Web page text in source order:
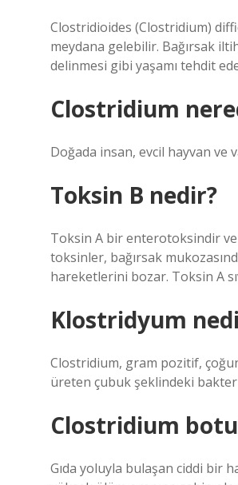
Clostridioides (Clostridium)
meydana gelebilir. Bağırsak
delinmesi gibi yaşamı tehdit
Clostridium
Doğada insan, evcil hayvan ve
Toksin B nedir?
Toksin A bir enterotoksindir ve
toksinler, bağırsak
hareketlerini bozar. Toksin A
Klostridyum
Clostridium, gram pozitif,
üreten çubuk şeklindeki
Clostridium
Gıda yoluyla bulaşan ciddi bir